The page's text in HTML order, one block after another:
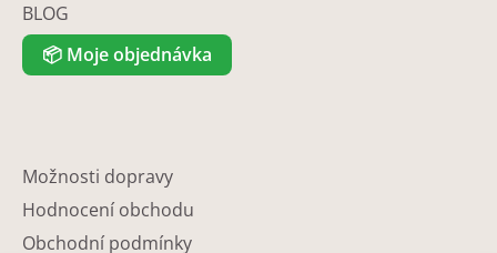
BLOG
📦 Moje objednávka
Možnosti dopravy
Hodnocení obchodu
Obchodní podmínky